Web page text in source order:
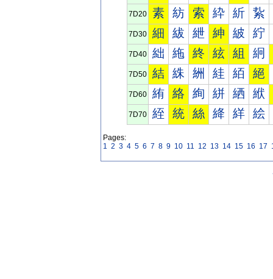
7D20 素 紡 索 紣 紤 紥
7D30 細 紱 紲 紳 紴 紵
7D40 絀 絁 終 絃 組 絅
7D50 結 絑 絒 絓 絔 絕
7D60 絠 絡 絢 絣 絤 絥
7D70 絰 統 絲 絳 絴 絵
Pages:
1 2 3 4 5 6 7 8 9 10 11 12 13 14 15 16 17